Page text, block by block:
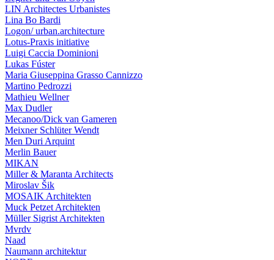
LIN Architectes Urbanistes
Lina Bo Bardi
Logon/ urban.architecture
Lotus-Praxis initiative
Luigi Caccia Dominioni
Lukas Fúster
Maria Giuseppina Grasso Cannizzo
Martino Pedrozzi
Mathieu Wellner
Max Dudler
Mecanoo/Dick van Gameren
Meixner Schlüter Wendt
Men Duri Arquint
Merlin Bauer
MIKAN
Miller & Maranta Architects
Miroslav Šik
MOSAIK Architekten
Muck Petzet Architekten
Müller Sigrist Architekten
Mvrdv
Naad
Naumann architektur